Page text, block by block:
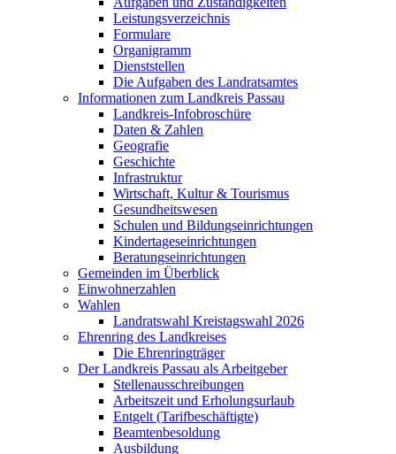
Leistungsverzeichnis
Formulare
Organigramm
Dienststellen
Die Aufgaben des Landratsamtes
Informationen zum Landkreis Passau
Landkreis-Infobroschüre
Daten & Zahlen
Geografie
Geschichte
Infrastruktur
Wirtschaft, Kultur & Tourismus
Gesundheitswesen
Schulen und Bildungseinrichtungen
Kindertageseinrichtungen
Beratungseinrichtungen
Gemeinden im Überblick
Einwohnerzahlen
Wahlen
Landratswahl Kreistagswahl 2026
Ehrenring des Landkreises
Die Ehrenringträger
Der Landkreis Passau als Arbeitgeber
Stellenausschreibungen
Arbeitszeit und Erholungsurlaub
Entgelt (Tarifbeschäftigte)
Beamtenbesoldung
Ausbildung